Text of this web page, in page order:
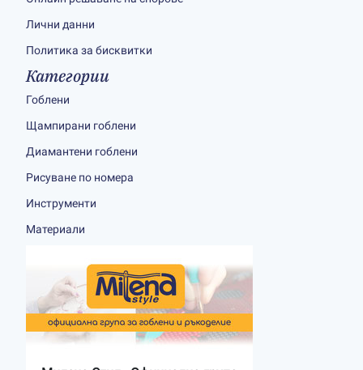
Лични данни
Политика за бисквитки
Категории
Гоблени
Щампирани гоблени
Диамантени гоблени
Рисуване по номера
Инструменти
Материали